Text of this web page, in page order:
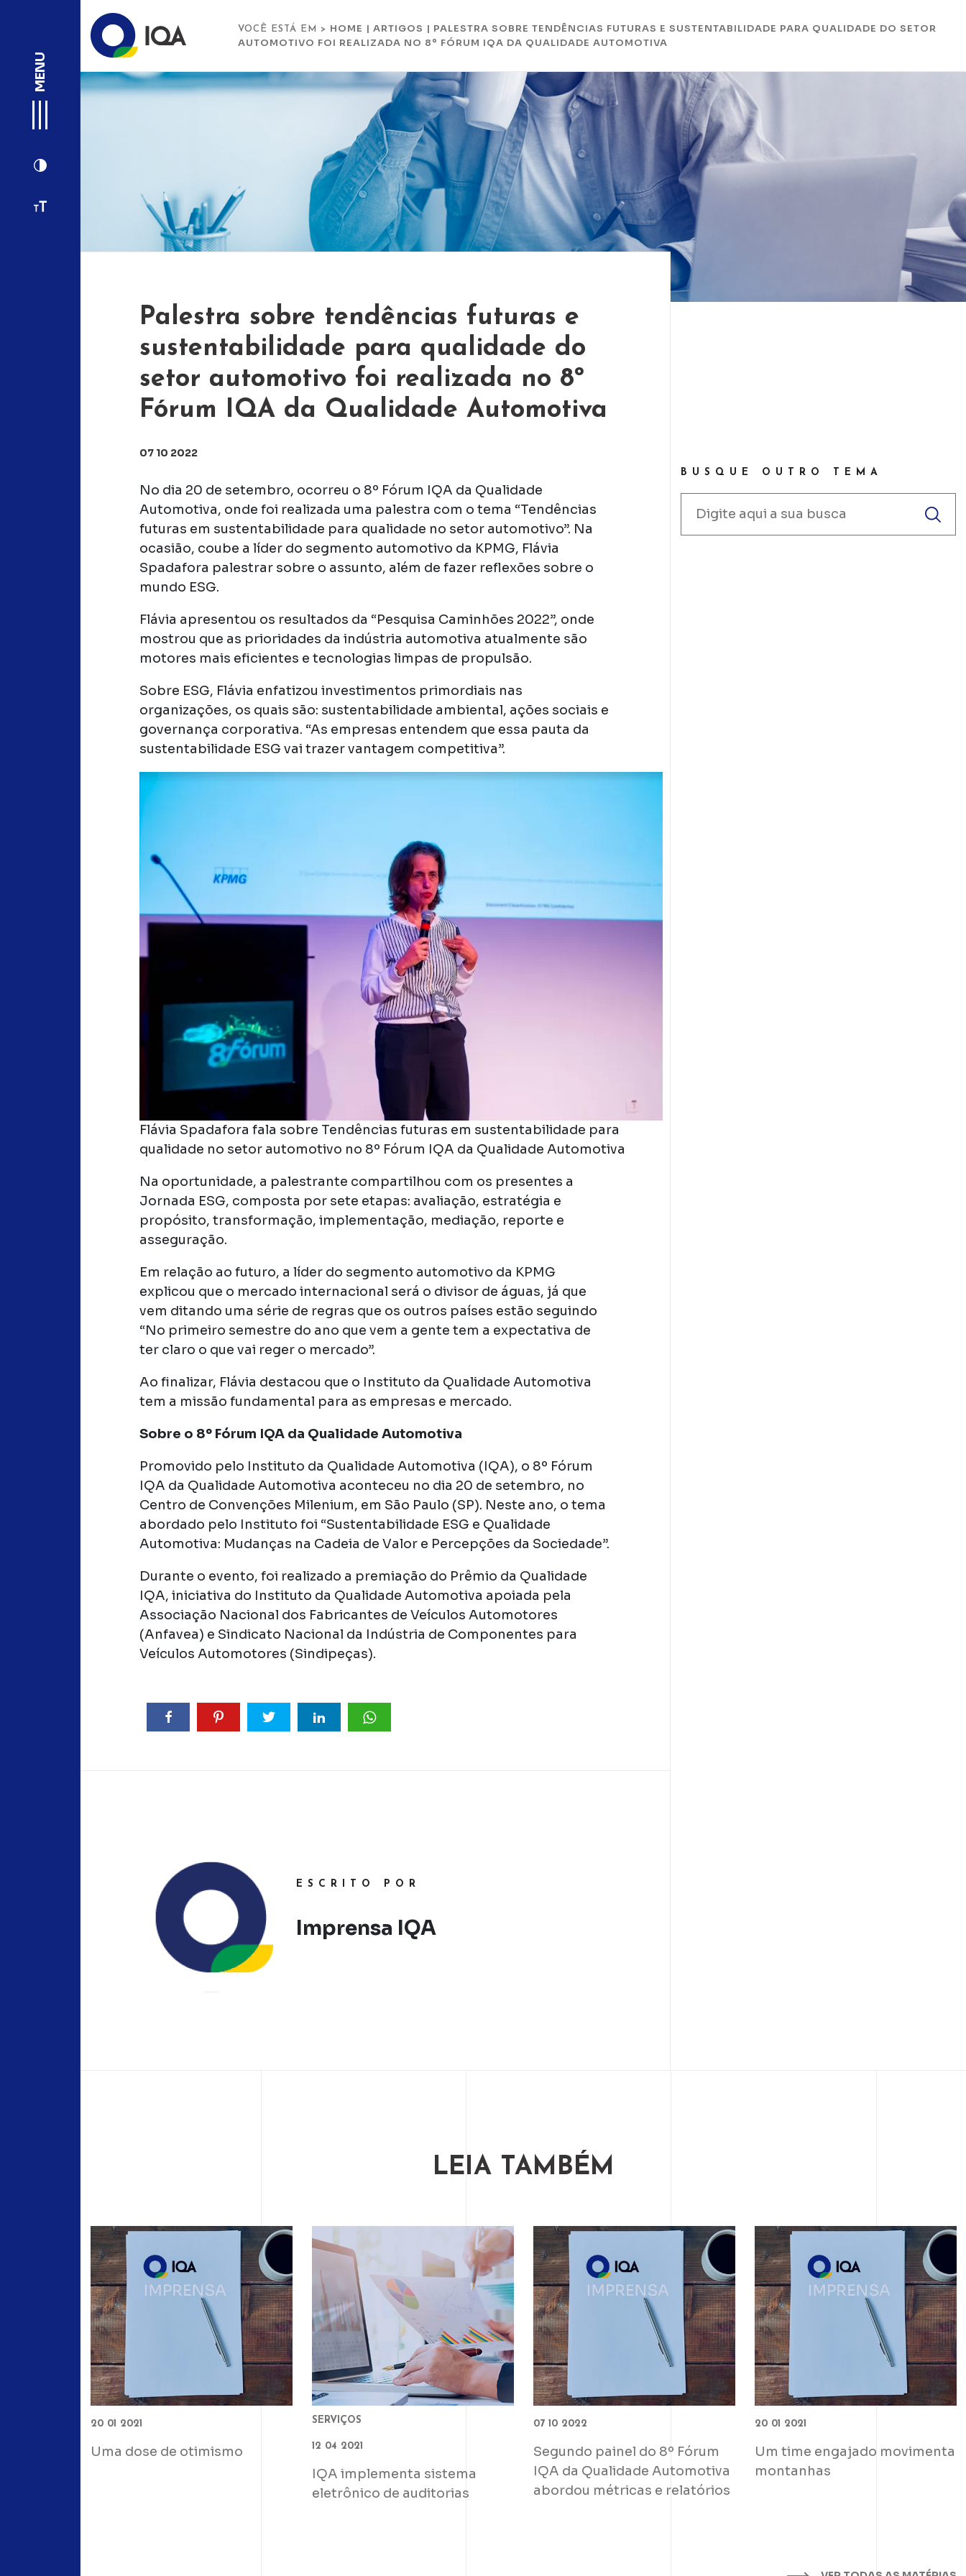
MENU
VOCÊ ESTÁ EM > HOME | ARTIGOS | PALESTRA SOBRE TENDÊNCIAS FUTURAS E SUSTENTABILIDADE PARA QUALIDADE DO SETOR
AUTOMOTIVO FOI REALIZADA NO 8º FÓRUM IQA DA QUALIDADE AUTOMOTIVA
Palestra sobre tendências futuras e
sustentabilidade para qualidade do
setor automotivo foi realizada no 8º
Fórum IQA da Qualidade Automotiva
07 10 2022
No dia 20 de setembro, ocorreu o 8º Fórum IQA da Qualidade
Automotiva, onde foi realizada uma palestra com o tema “Tendências
futuras em sustentabilidade para qualidade no setor automotivo”. Na
ocasião, coube a líder do segmento automotivo da KPMG, Flávia
Spadafora palestrar sobre o assunto, além de fazer reflexões sobre o
mundo ESG.
Flávia apresentou os resultados da “Pesquisa Caminhões 2022”, onde
mostrou que as prioridades da indústria automotiva atualmente são
motores mais eficientes e tecnologias limpas de propulsão.
Sobre ESG, Flávia enfatizou investimentos primordiais nas
organizações, os quais são: sustentabilidade ambiental, ações sociais e
governança corporativa. “As empresas entendem que essa pauta da
sustentabilidade ESG vai trazer vantagem competitiva”.
Flávia Spadafora fala sobre Tendências futuras em sustentabilidade para
qualidade no setor automotivo no 8º Fórum IQA da Qualidade Automotiva
Na oportunidade, a palestrante compartilhou com os presentes a
Jornada ESG, composta por sete etapas: avaliação, estratégia e
propósito, transformação, implementação, mediação, reporte e
asseguração.
Em relação ao futuro, a líder do segmento automotivo da KPMG
explicou que o mercado internacional será o divisor de águas, já que
vem ditando uma série de regras que os outros países estão seguindo
“No primeiro semestre do ano que vem a gente tem a expectativa de
ter claro o que vai reger o mercado”.
Ao finalizar, Flávia destacou que o Instituto da Qualidade Automotiva
tem a missão fundamental para as empresas e mercado.
Sobre o 8º Fórum IQA da Qualidade Automotiva
Promovido pelo Instituto da Qualidade Automotiva (IQA), o 8º Fórum
IQA da Qualidade Automotiva aconteceu no dia 20 de setembro, no
Centro de Convenções Milenium, em São Paulo (SP). Neste ano, o tema
abordado pelo Instituto foi “Sustentabilidade ESG e Qualidade
Automotiva: Mudanças na Cadeia de Valor e Percepções da Sociedade”.
Durante o evento, foi realizado a premiação do Prêmio da Qualidade
IQA, iniciativa do Instituto da Qualidade Automotiva apoiada pela
Associação Nacional dos Fabricantes de Veículos Automotores
(Anfavea) e Sindicato Nacional da Indústria de Componentes para
Veículos Automotores (Sindipeças).
ESCRITO POR
Imprensa IQA
BUSQUE OUTRO TEMA
LEIA TAMBÉM
20 01 2021
Uma dose de otimismo
SERVIÇOS
12 04 2021
IQA implementa sistema
eletrônico de auditorias
07 10 2022
Segundo painel do 8º Fórum
IQA da Qualidade Automotiva
abordou métricas e relatórios
20 01 2021
Um time engajado movimenta
montanhas